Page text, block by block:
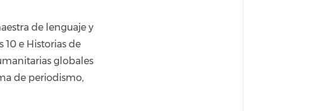
de lenguaje y
e Historias de
globales
de periodismo,